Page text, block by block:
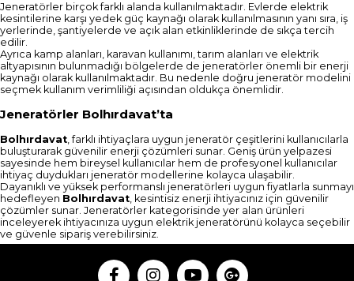
Jeneratörler birçok farklı alanda kullanılmaktadır. Evlerde elektrik
kesintilerine karşı yedek güç kaynağı olarak kullanılmasının yanı sıra, iş
yerlerinde, şantiyelerde ve açık alan etkinliklerinde de sıkça tercih
edilir.
Ayrıca kamp alanları, karavan kullanımı, tarım alanları ve elektrik
altyapısının bulunmadığı bölgelerde de jeneratörler önemli bir enerji
kaynağı olarak kullanılmaktadır. Bu nedenle doğru jeneratör modelini
seçmek kullanım verimliliği açısından oldukça önemlidir.
Jeneratörler Bolhırdavat’ta
Bolhırdavat, farklı ihtiyaçlara uygun jeneratör çeşitlerini kullanıcılarla
buluşturarak güvenilir enerji çözümleri sunar. Geniş ürün yelpazesi
sayesinde hem bireysel kullanıcılar hem de profesyonel kullanıcılar
ihtiyaç duydukları jeneratör modellerine kolayca ulaşabilir.
Dayanıklı ve yüksek performanslı jeneratörleri uygun fiyatlarla sunmayı
hedefleyen Bolhırdavat, kesintisiz enerji ihtiyacınız için güvenilir
çözümler sunar. Jeneratörler kategorisinde yer alan ürünleri
inceleyerek ihtiyacınıza uygun elektrik jeneratörünü kolayca seçebilir
ve güvenle sipariş verebilirsiniz.